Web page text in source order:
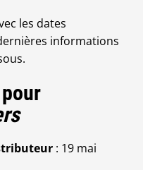
les dates
informations
: 19 mai